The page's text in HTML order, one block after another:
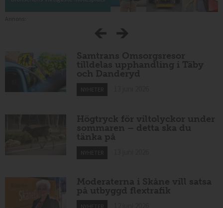
Samtrans Omsorgsresor
tilldelas upphandling i Täby
och Danderyd
NYHETER
Högtryck för viltolyckor under
sommaren – detta ska du
tänka på
NYHETER
Moderaterna i Skåne vill satsa
på utbyggd flextrafik
NYHETER